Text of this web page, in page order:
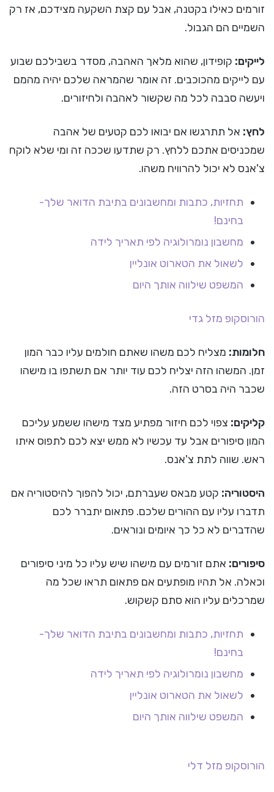
זורמים כאילו בקטנה, אבל עם קצת השקעה מצידכם, אז רק
השמיים הם הגבול.
לייקים: קופידון, שהוא מלאך האהבה, מסדר בשבילכם שבוע
עם לייקים מהכוכבים. זה אומר שהמראה שלכם יהיה מהמם
ויעשה סבבה לכל מה שקשור לאהבה ולחיזורים.
לחץ: אל תתרגשו אם יבואו לכם קטעים של אהבה
שמכניסים אתכם ללחץ. רק שתדעו שככה זה ומי שלא לוקח
צ'אנס לא יכול להרוויח משהו.
תחזיות, כתבות ומחשבונים בתיבת הדואר שלך-
בחינם!
מחשבון נומרולוגיה לפי תאריך לידה
לשאול את הטארוט אונליין
המשפט שילווה אותך היום
הורוסקופ מזל גדי
חלומות: מצליח לכם משהו שאתם חולמים עליו כבר המון
זמן. המשהו הזה יצליח לכם עוד יותר אם תשתפו בו מישהו
שכבר היה בסרט הזה.
קליקים: צפוי לכם חיזור מפתיע מצד מישהו ששמע עליכם
המון סיפורים אבל עד עכשיו לא ממש יצא לכם לתפוס איתו
ראש. שווה לתת צ'אנס.
היסטוריה: קטע מבאס שעברתם, יכול להפוך להיסטוריה אם
תדברו עליו עם ההורים שלכם. פתאום יתברר לכם
שהדברים לא כל כך איומים ונוראים.
סיפורים: אתם זורמים עם מישהו שיש עליו כל מיני סיפורים
וכאלה. אל תהיו מופתעים אם פתאום תראו שכל מה
שמרכלים עליו הוא סתם קשקוש.
תחזיות, כתבות ומחשבונים בתיבת הדואר שלך-
בחינם!
מחשבון נומרולוגיה לפי תאריך לידה
לשאול את הטארוט אונליין
המשפט שילווה אותך היום
הורוסקופ מזל דלי